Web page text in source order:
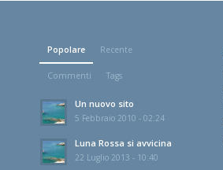
Popolare Recente
Commenti Tags
Un nuovo sito
5 Febbraio 2010 - 02:24
Luna Rossa si avvicina
22 Luglio 2013 - 10:40